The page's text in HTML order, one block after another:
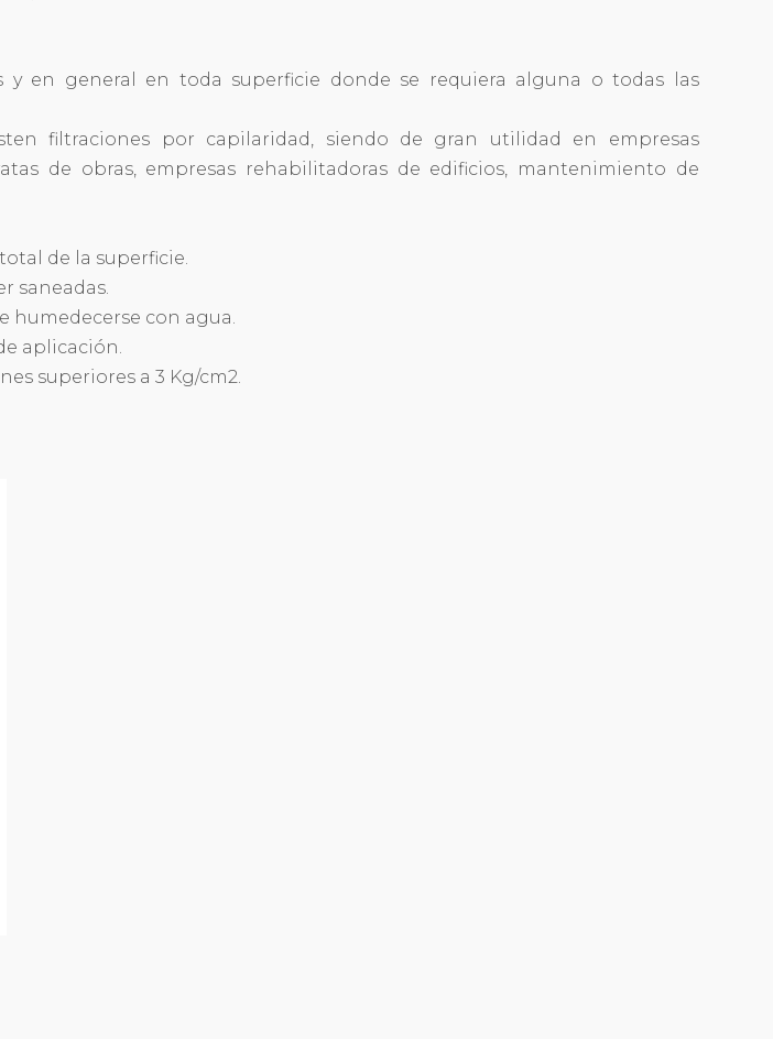
en general en toda superficie donde se requiera alguna o todas las
filtraciones por capilaridad, siendo de gran utilidad en empresas
de obras, empresas rehabilitadoras de edificios, mantenimiento de
de la superficie.
saneadas.
humedecerse con agua.
aplicación.
superiores a 3 Kg/cm2.